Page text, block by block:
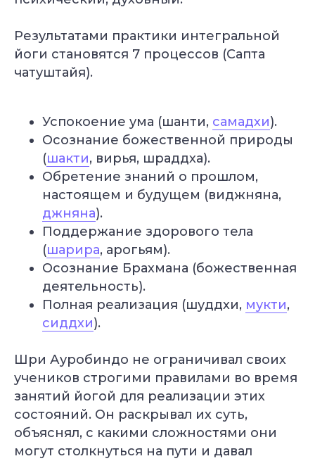
Результатами практики интегральной
йоги становятся 7 процессов (Сапта
чатуштайя).
Успокоение ума (шанти, самадхи).
Осознание божественной природы
(шакти, вирья, шраддха).
Обретение знаний о прошлом,
настоящем и будущем (виджняна,
джняна).
Поддержание здорового тела
(шарира, арогьям).
Осознание Брахмана (божественная
деятельность).
Полная реализация (шуддхи, мукти,
сиддхи).
Шри Ауробиндо не ограничивал своих
учеников строгими правилами во время
занятий йогой для реализации этих
состояний. Он раскрывал их суть,
объяснял, с какими сложностями они
могут столкнуться на пути и давал